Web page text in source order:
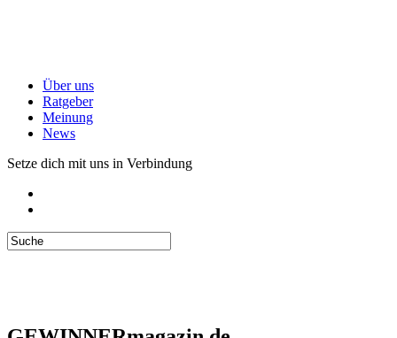
Über uns
Ratgeber
Meinung
News
Setze dich mit uns in Verbindung